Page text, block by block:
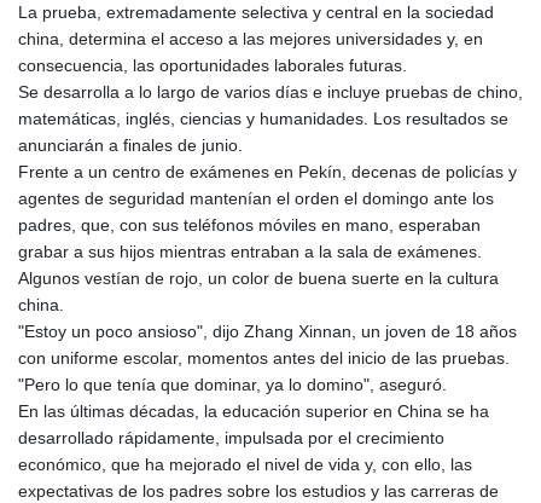
La prueba, extremadamente selectiva y central en la sociedad
china, determina el acceso a las mejores universidades y, en
consecuencia, las oportunidades laborales futuras.
Se desarrolla a lo largo de varios días e incluye pruebas de chino,
matemáticas, inglés, ciencias y humanidades. Los resultados se
anunciarán a finales de junio.
Frente a un centro de exámenes en Pekín, decenas de policías y
agentes de seguridad mantenían el orden el domingo ante los
padres, que, con sus teléfonos móviles en mano, esperaban
grabar a sus hijos mientras entraban a la sala de exámenes.
Algunos vestían de rojo, un color de buena suerte en la cultura
china.
"Estoy un poco ansioso", dijo Zhang Xinnan, un joven de 18 años
con uniforme escolar, momentos antes del inicio de las pruebas.
"Pero lo que tenía que dominar, ya lo domino", aseguró.
En las últimas décadas, la educación superior en China se ha
desarrollado rápidamente, impulsada por el crecimiento
económico, que ha mejorado el nivel de vida y, con ello, las
expectativas de los padres sobre los estudios y las carreras de